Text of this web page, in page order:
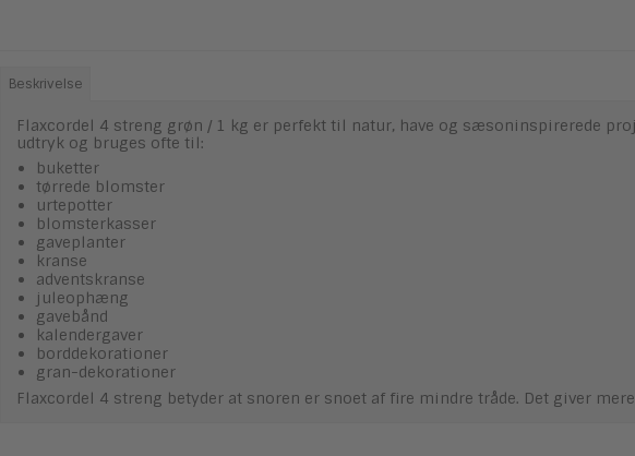
Beskrivelse
Flaxcordel 4 streng grøn / 1 kg er perfekt til natur, have og sæsoninspirerede
udtryk og bruges ofte til:
buketter
tørrede blomster
urtepotter
blomsterkasser
gaveplanter
kranse
adventskranse
juleophæng
gavebånd
kalendergaver
borddekorationer
gran-dekorationer
Flaxcordel 4 streng betyder at snoren er snoet af fire mindre tråde. Det giver